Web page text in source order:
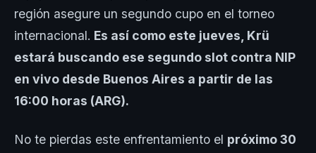
región asegure un segundo cupo en el torneo
internacional. Es así como este jueves, Krü
estará buscando ese segundo slot contra NIP
en vivo desde Buenos Aires a partir de las
16:00 horas (ARG).
No te pierdas este enfrentamiento el próximo 30